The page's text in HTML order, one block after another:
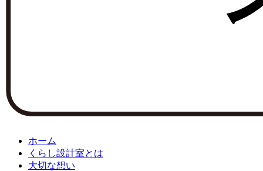
ホーム
くらし設計室とは
大切な想い